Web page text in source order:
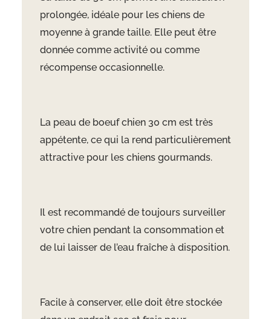
prolongée, idéale pour les chiens de
moyenne à grande taille. Elle peut être
donnée comme activité ou comme
récompense occasionnelle.
La peau de boeuf chien 30 cm est très
appétente, ce qui la rend particulièrement
attractive pour les chiens gourmands.
Il est recommandé de toujours surveiller
votre chien pendant la consommation et
de lui laisser de l’eau fraîche à disposition.
Facile à conserver, elle doit être stockée